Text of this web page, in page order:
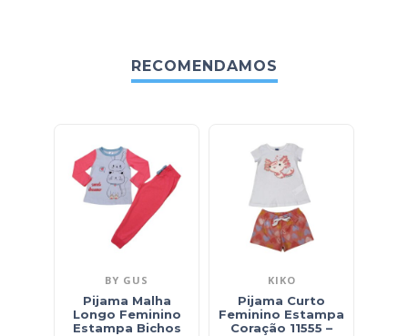
RECOMENDAMOS
BY GUS
Pijama Malha
Longo Feminino
Estampa Bichos
KIKO
Pijama Curto
Feminino Estampa
Coração 11555 –